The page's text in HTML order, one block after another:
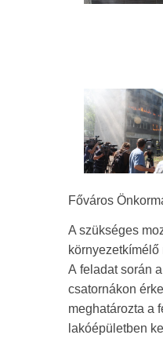
Főváros
A szükséges
A feladat során
csatornákon
meghatározta a
lakóépületben